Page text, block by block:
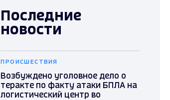
Последние
новости
ПРОИСШЕСТВИЯ
Возбуждено уголовное дело о
теракте по факту атаки БПЛА на
логистический центр во